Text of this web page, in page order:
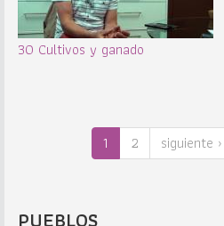
30 Cultivos y ganado
1 2 siguiente ›